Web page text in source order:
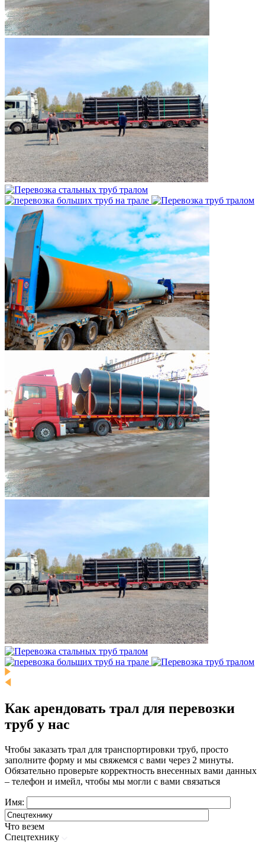
Как арендовать трал для перевозки
труб у нас
Чтобы заказать трал для транспортировки труб, просто
заполните форму и мы свяжемся с вами через 2 минуты.
Обязательно проверьте корректность внесенных вами данных
– телефон и имейл, чтобы мы могли с вами связаться
Имя:
Что везем
Спецтехнику